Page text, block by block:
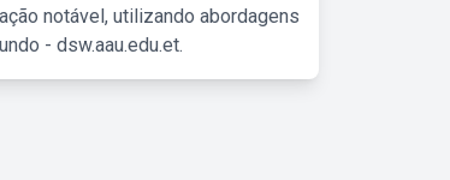
notável, utilizando abordagens
- dsw.aau.edu.et.